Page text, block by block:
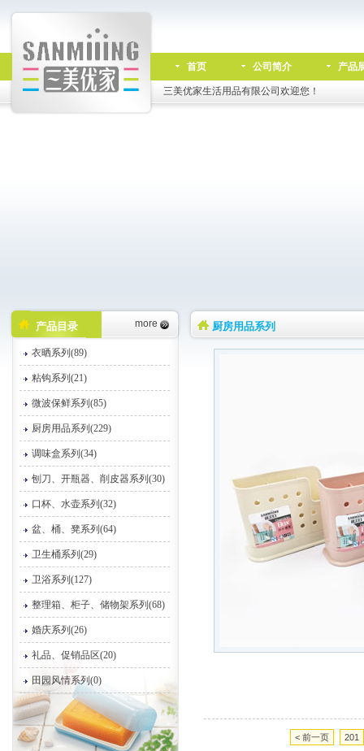
首页 公司简介 产品
三美优家生活用品有限公司欢迎您！
产品目录 more
衣晒系列(89)
粘钩系列(21)
微波保鲜系列(85)
厨房用品系列(229)
调味盒系列(34)
刨刀、开瓶器、削皮器系列(30)
口杯、水壶系列(32)
盆、桶、凳系列(64)
卫生桶系列(29)
卫浴系列(127)
整理箱、柜子、储物架系列(68)
婚庆系列(26)
礼品、促销品区(20)
田园风情系列(0)
厨房用品系列
< 前一页 201